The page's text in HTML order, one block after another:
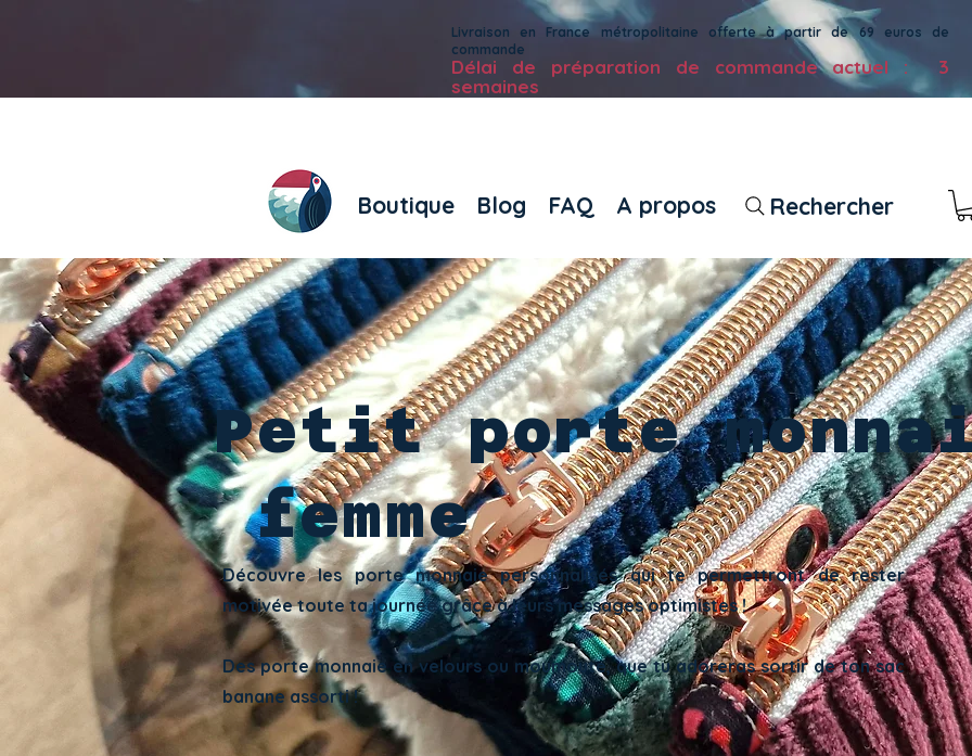
Livraison en France métropolitaine offerte à partir de 69 euros de
commande
Délai de préparation de commande actuel : 3
semaines
Boutique Blog FAQ A propos Rechercher
Petit porte
femme
Découvre les porte monnaie personnalisés qui te permettront de rester
motivée toute ta journée grâce à leurs messages optimistes !
Des porte monnaie en velours ou moumoute, que tu adoreras sortir de ton sac
banane assorti !